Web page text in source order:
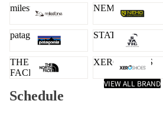
milestone NEMO
patagonia STATIC
THE NORTH
FACE
XERO SHOES
VIEW ALL BRAND
Schedule